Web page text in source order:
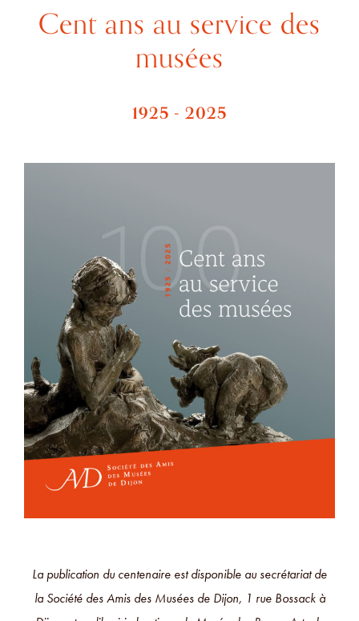
Cent ans au service des
musées
1925 - 2025
La publication du centenaire est disponible au secrétariat de
la Société des Amis des Musées de Dijon, 1 rue Bossack à